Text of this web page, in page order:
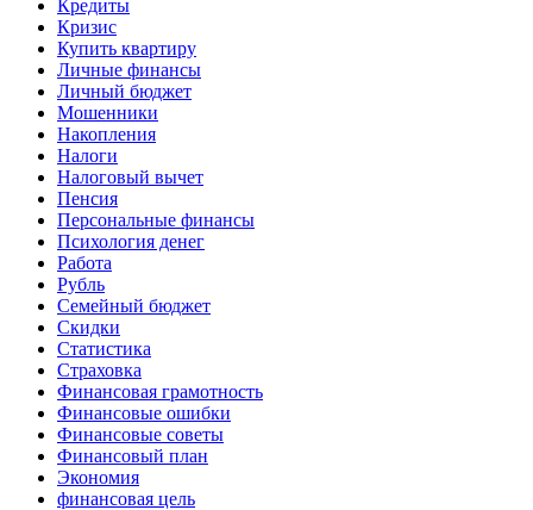
Кредиты
Кризис
Купить квартиру
Личные финансы
Личный бюджет
Мошенники
Накопления
Налоги
Налоговый вычет
Пенсия
Персональные финансы
Психология денег
Работа
Рубль
Семейный бюджет
Скидки
Статистика
Страховка
Финансовая грамотность
Финансовые ошибки
Финансовые советы
Финансовый план
Экономия
финансовая цель